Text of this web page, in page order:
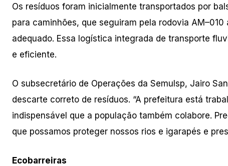
Os resíduos foram inicialmente transportados por
para caminhões, que seguiram pela rodovia
adequado. Essa logística integrada de transporte
e eficiente.
O subsecretário de Operações da Semulsp, Jairo
descarte correto de resíduos. “A prefeitura está
indispensável que a população também colabore.
que possamos proteger nossos rios e igarapés e
Ecobarreiras